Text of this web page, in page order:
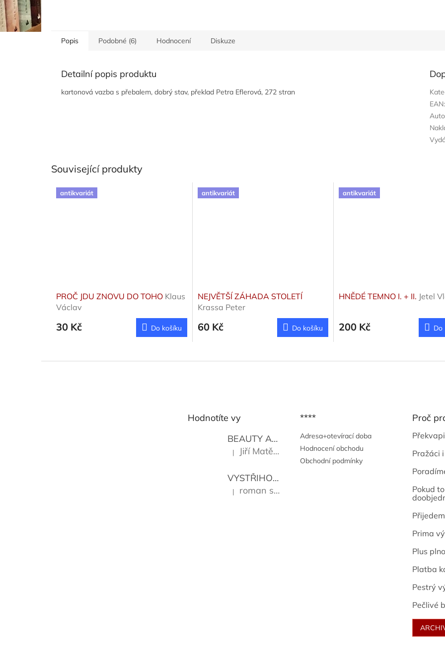
Popis Podobné (6) Hodnocení Diskuze
Detailní popis produktu
kartonová vazba s přebalem, dobrý stav, překlad Petra Eflerová, 272 stran
EAN:
Související produkty
antikvariát
PROČ JDU ZNOVU DO TOHO Klaus
Václav
30 Kč Do košíku
antikvariát
NEJVĚTŠÍ ZÁHADA STOLETÍ
Krassa Peter
60 Kč Do košíku
antikvariát
HNĚDÉ TEMNO I. + II. Jetel
200 Kč Do
Hodnotíte vy
BEAUTY AND THE BEAT
Go Go's
Hodnocení produktu je 5 z 5 hvězdiček.
| Jiří Matějů
VYSTŘIHOVÁNKY - PRAŽSKÉ PAMÁTKY Kropáček
Hodnocení produktu je 5 z 5 hvězdiček.
| roman sekanina
****
Adresa+otevírací doba
Hodnocení obchodu
Obchodní podmínky
Proč
Pražáci
Pokud
Prima
Plus
Platba
Pestrý
Pečlivé